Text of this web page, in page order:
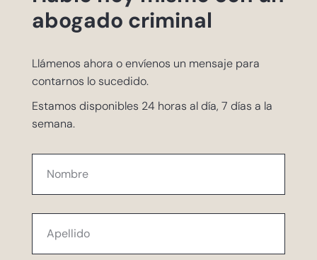
abogado criminal
Llámenos ahora o envíenos un mensaje para
contarnos lo sucedido.
Estamos disponibles 24 horas al día, 7 días a la
semana.